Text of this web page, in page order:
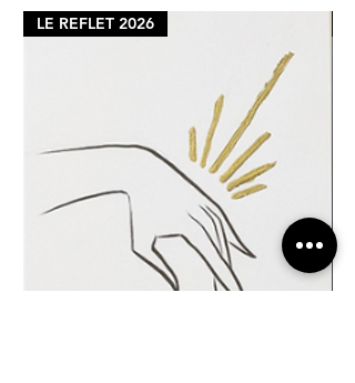
LE REFLET 2026